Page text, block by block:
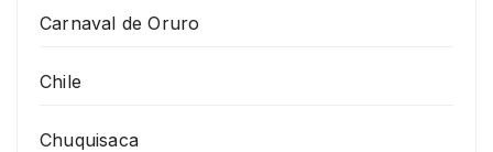
Carnaval de Oruro
Chile
Chuquisaca